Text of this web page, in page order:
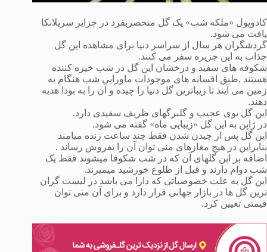
کادوپول «ملکه شب» یک گل منحصربفرد در جزایر سریلانکا
یافت می شود.
گردشگران هر سال از سراسر دنیا برای مشاهده این گل
جذاب به این جزیره سفر می کنند.
شکوفه های سفید و درخشان این گل در شب خیره کننده
هستند ,طبق افسانه های موجودات ماورایی شب هنگام به
زمین می آیند تا زیباترین گل دنیا را چیده و آن را به بودا هدیه
دهند.
این گل بوی عجیب و گلبرگهای ظریف سفیدی دارد.
در ژاپن به این گل «زیبایی ماه» گفته می شود.
این گل پس از چیدن شدن فقط چند ساعت زنده میامند
بنابراین در هیچ مغازهای منی توان آن را بفروش رساند .
اضافه بر این گلهای آن که در شب شکوفا میشوند فقط یک
شب دوام دارند و قبل از طلوع خورشید میمیرند.
این گل به علت خصوصیاتی که دارا می باشد در لیست گران
ترین گل ها در بازار جهانی قرار دارد و برای آن منی توان
قیمتی تعیین کرد.